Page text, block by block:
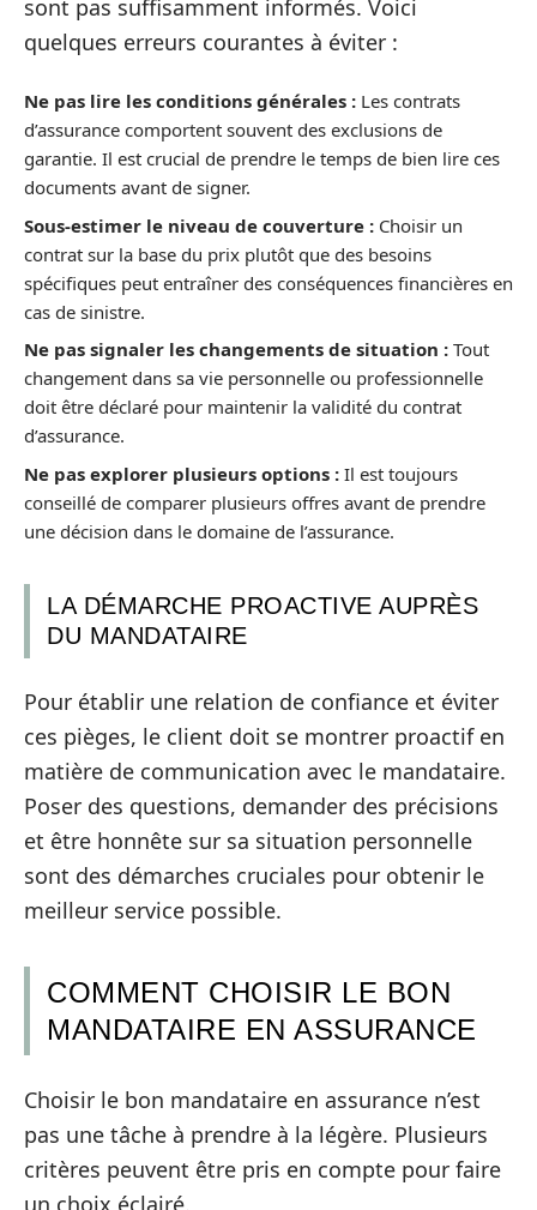
sont pas suffisamment informés. Voici
quelques erreurs courantes à éviter :
Ne pas lire les conditions générales : Les contrats
d’assurance comportent souvent des exclusions de
garantie. Il est crucial de prendre le temps de bien lire ces
documents avant de signer.
Sous-estimer le niveau de couverture : Choisir un
contrat sur la base du prix plutôt que des besoins
spécifiques peut entraîner des conséquences financières en
cas de sinistre.
Ne pas signaler les changements de situation : Tout
changement dans sa vie personnelle ou professionnelle
doit être déclaré pour maintenir la validité du contrat
d’assurance.
Ne pas explorer plusieurs options : Il est toujours
conseillé de comparer plusieurs offres avant de prendre
une décision dans le domaine de l’assurance.
LA DÉMARCHE PROACTIVE AUPRÈS
DU MANDATAIRE
Pour établir une relation de confiance et éviter
ces pièges, le client doit se montrer proactif en
matière de communication avec le mandataire.
Poser des questions, demander des précisions
et être honnête sur sa situation personnelle
sont des démarches cruciales pour obtenir le
meilleur service possible.
COMMENT CHOISIR LE BON
MANDATAIRE EN ASSURANCE
Choisir le bon mandataire en assurance n’est
pas une tâche à prendre à la légère. Plusieurs
critères peuvent être pris en compte pour faire
un choix éclairé.